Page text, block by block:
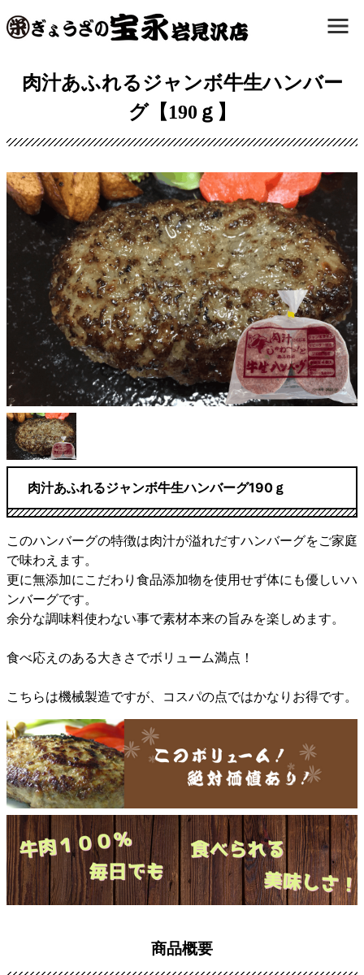
肉汁あふれるジャンボ牛生ハンバー
グ【190ｇ】
肉汁あふれるジャンボ牛生ハンバーグ190ｇ
このハンバーグの特徴は肉汁が溢れだすハンバーグをご家庭
で味わえます。
更に無添加にこだわり食品添加物を使用せず体にも優しいハ
ンバーグです。
余分な調味料使わない事で素材本来の旨みを楽しめます。
食べ応えのある大きさでボリューム満点！
こちらは機械製造ですが、コスパの点ではかなりお得です。
商品概要